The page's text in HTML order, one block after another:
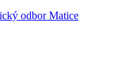
odbor Matice